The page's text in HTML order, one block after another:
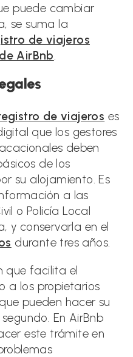
puede cambiar
se suma la
de viajeros
AirBnb.
de viajeros es
que los gestores
deben
de los
su alojamiento. Es
a las
o Policía Local
y conservarla en el
durante tres años.
que facilita el
a los propietarios
pueden hacer su
En AirBnb
este trámite en